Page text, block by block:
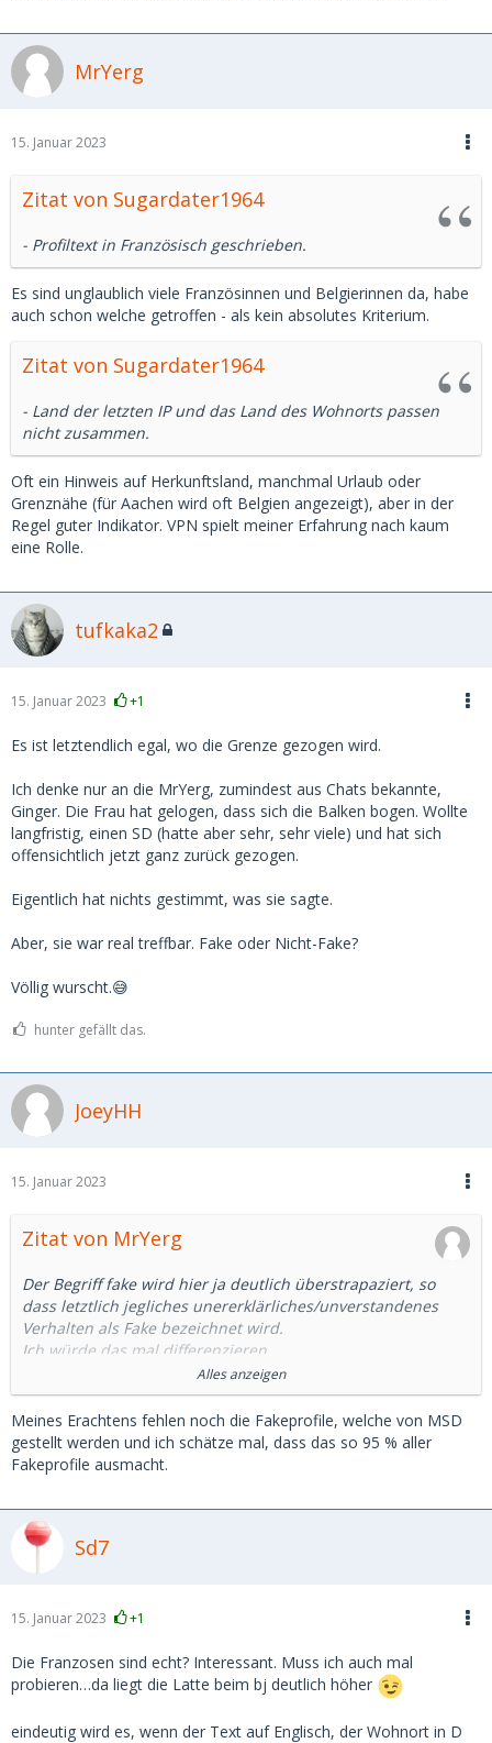
MrYerg
15. Januar 2023
Zitat von Sugardater1964
- Profiltext in Französisch geschrieben.
Es sind unglaublich viele Französinnen und Belgierinnen da, habe
auch schon welche getroffen - als kein absolutes Kriterium.
Zitat von Sugardater1964
- Land der letzten IP und das Land des Wohnorts passen
nicht zusammen.
Oft ein Hinweis auf Herkunftsland, manchmal Urlaub oder
Grenznähe (für Aachen wird oft Belgien angezeigt), aber in der
Regel guter Indikator. VPN spielt meiner Erfahrung nach kaum
eine Rolle.
tufkaka2
15. Januar 2023 +1
Es ist letztendlich egal, wo die Grenze gezogen wird.
Ich denke nur an die MrYerg, zumindest aus Chats bekannte,
Ginger. Die Frau hat gelogen, dass sich die Balken bogen. Wollte
langfristig, einen SD (hatte aber sehr, sehr viele) und hat sich
offensichtlich jetzt ganz zurück gezogen.
Eigentlich hat nichts gestimmt, was sie sagte.
Aber, sie war real treffbar. Fake oder Nicht-Fake?
Völlig wurscht.😅
hunter gefällt das.
JoeyHH
15. Januar 2023
Zitat von MrYerg
Der Begriff fake wird hier ja deutlich überstrapaziert, so
dass letztlich jegliches unererklärliches/unverstandenes
Verhalten als Fake bezeichnet wird.
Ich würde das mal differenzieren.
- Professionelle Fakes mit kommerziellen Absichten
(romance scam, organisierter Vorkassebetrug, bitcoins etc.)
- Einzeltäterinnen, die keine Dates suchen, aber Gutscheine
und andere Vorkasse-Leistungen
- Männer/Frauen, die nur chatten wollen, das aber nicht
kommunizieren, sondern Interesse heucheln
Keine Fakes:
- Profile, die kein Interesse an dem anderen Profil haben
bekommen und/oder Bilder oder Text nicht zusagen)
nichts für sie ist oder sie sich mit 3-5 vorhandenen
Kontakten von der Plattform verabschieden.
- Profile, die konkrete Vorstellungen haben, die von der
anderen Seite nicht geteilt werden (TG, Vorlieben,
Alles anzeigen
Meines Erachtens fehlen noch die Fakeprofile, welche von MSD
gestellt werden und ich schätze mal, dass das so 95 % aller
Fakeprofile ausmacht.
Sd7
15. Januar 2023 +1
Die Franzosen sind echt? Interessant. Muss ich auch mal
probieren…da liegt die Latte beim bj deutlich höher
eindeutig wird es, wenn der Text auf Englisch, der Wohnort in D